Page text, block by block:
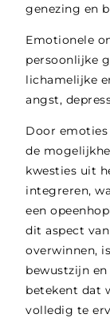
genezing en
Emotionele
persoonlijke
lichamelijke
angst,
Door
de
kwesties uit
integreren,
een
dit aspect
overwinnen,
bewustzijn
betekent dat
volledig te